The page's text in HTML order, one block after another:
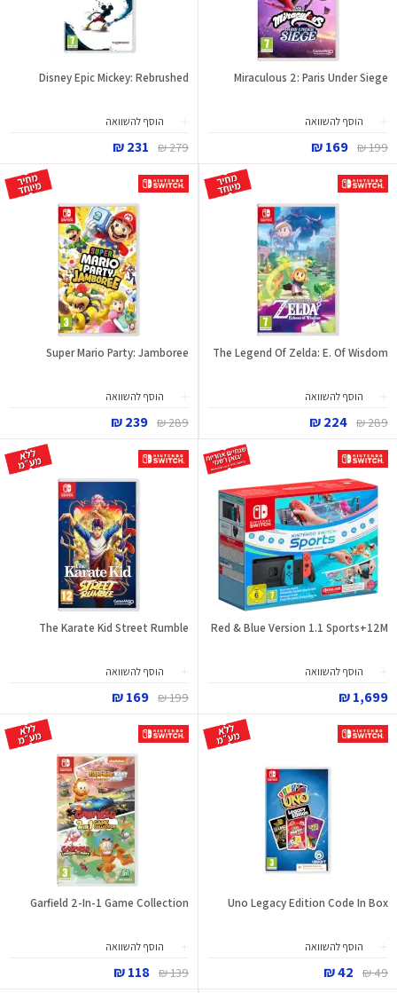
Miraculous 2: Paris Under Siege
הוסף להשוואה
199 ₪
169 ₪
Disney Epic Mickey: Rebrushed
הוסף להשוואה
279 ₪
231 ₪
The Legend Of Zelda: E. Of Wisdom
הוסף להשוואה
289 ₪
224 ₪
Super Mario Party: Jamboree
הוסף להשוואה
289 ₪
239 ₪
Red & Blue Version 1.1 Sports+12M
הוסף להשוואה
1,699 ₪
The Karate Kid Street Rumble
הוסף להשוואה
199 ₪
169 ₪
Uno Legacy Edition Code In Box
הוסף להשוואה
49 ₪
42 ₪
Garfield 2-In-1 Game Collection
הוסף להשוואה
139 ₪
118 ₪